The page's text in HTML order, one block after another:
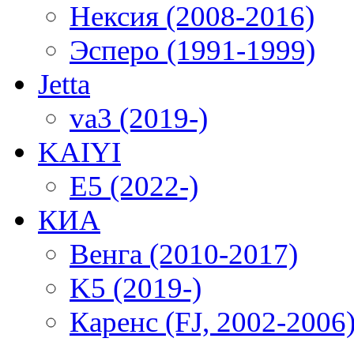
Нексия (2008-2016)
Эсперо (1991-1999)
Jetta
va3 (2019-)
KAIYI
E5 (2022-)
КИА
Венга (2010-2017)
K5 (2019-)
Каренс (FJ, 2002-